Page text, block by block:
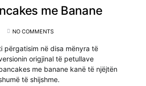
me Banane
NO COMMENTS
përgatisim në disa mënyra të
origjinal të petullave
me banane kanë të njëjtën
të shijshme.